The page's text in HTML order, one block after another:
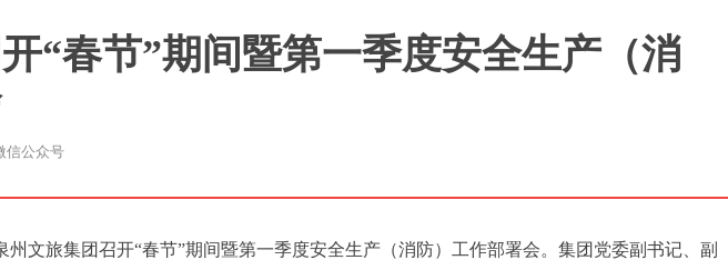
“春节”期间暨第一季度安全生产（消
信公众号
州文旅集团召开“春节”期间暨第一季度安全生产（消防）工作部署会。集团党委副书记、副